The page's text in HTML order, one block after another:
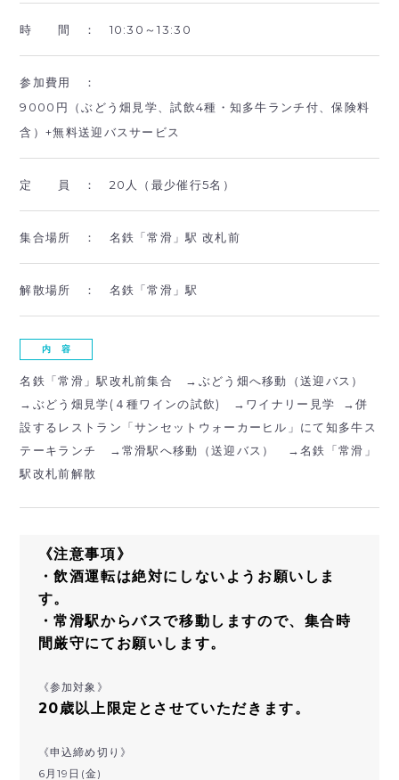
時 間 ： 10:30～13:30
参加費用 ：
9000円（ぶどう畑見学、試飲4種・知多牛ランチ付、保険料
含）+無料送迎バスサービス
定 員 ： 20人（最少催行5名）
集合場所 ： 名鉄「常滑」駅 改札前
解散場所 ： 名鉄「常滑」駅
内 容
名鉄 「常滑」駅改札前集合
→ぶどう畑へ移動（送迎バス）
→ ぶどう畑見学(４種ワインの試飲)
→ワイナリー見学 →併
設するレストラン「サンセットウォーカーヒル」にて知多牛ス
テーキランチ
→常滑駅へ移動（送迎バス）
→名鉄「常滑」
駅改札前解散
《注意事項》
・飲酒運転は絶対にしないようお願いしま
す。
・常滑駅からバスで移動しますので、集合時
間厳守にてお願いします。
《参加対象》
20歳以上限定とさせていただきます。
《申込締め切り》
6月19日(金)